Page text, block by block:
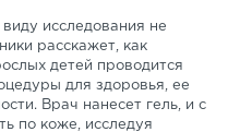
виду исследования не
расскажет, как
детей проводится
для здоровья, ее
Врач нанесет гель, и с
по коже, исследуя